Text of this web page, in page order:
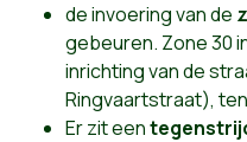
de invoering van de
gebeuren. Zone 30
inrichting van de
Ringvaartstraat),
Er zit een